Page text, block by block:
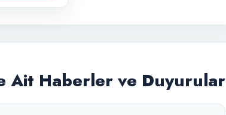
Ait Haberler ve Duyurular